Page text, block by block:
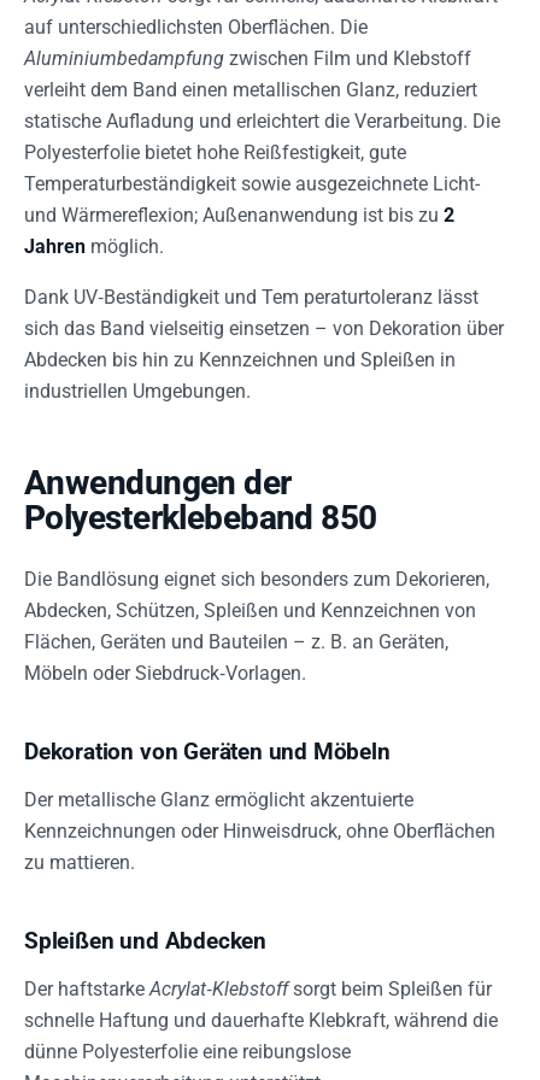
auf unterschiedlichsten Oberflächen. Die
Aluminiumbedampfung zwischen Film und Klebstoff
verleiht dem Band einen metallischen Glanz, reduziert
statische Aufladung und erleichtert die Verarbeitung. Die
Polyesterfolie bietet hohe Reißfestigkeit, gute
Temperaturbeständigkeit sowie ausgezeichnete Licht-
und Wärmereflexion; Außenanwendung ist bis zu 2
Jahren möglich.
Dank UV‑Beständigkeit und Tem peraturtoleranz lässt
sich das Band vielseitig einsetzen – von Dekoration über
Abdecken bis hin zu Kennzeichnen und Spleißen in
industriellen Umgebungen.
Anwendungen der
Polyesterklebeband 850
Die Bandlösung eignet sich besonders zum Dekorieren,
Abdecken, Schützen, Spleißen und Kennzeichnen von
Flächen, Geräten und Bauteilen – z. B. an Geräten,
Möbeln oder Siebdruck‑Vorlagen.
Dekoration von Geräten und Möbeln
Der metallische Glanz ermöglicht akzentuierte
Kennzeichnungen oder Hinweisdruck, ohne Oberflächen
zu mattieren.
Spleißen und Abdecken
Der haftstarkeAcrylat‑Klebstoffsorgt beim Spleißen für
schnelle Haftung und dauerhafte Klebkraft, während die
dünne Polyesterfolie eine reibungslose